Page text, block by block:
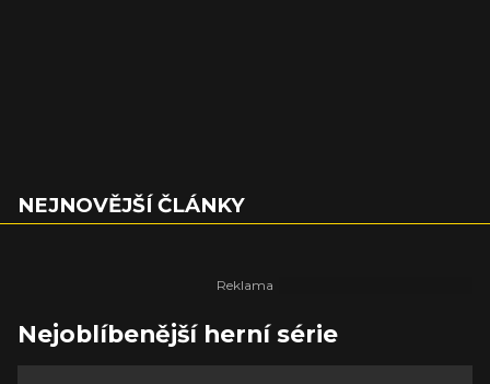
NEJNOVĚJŠÍ ČLÁNKY
Nejoblíbenější herní série